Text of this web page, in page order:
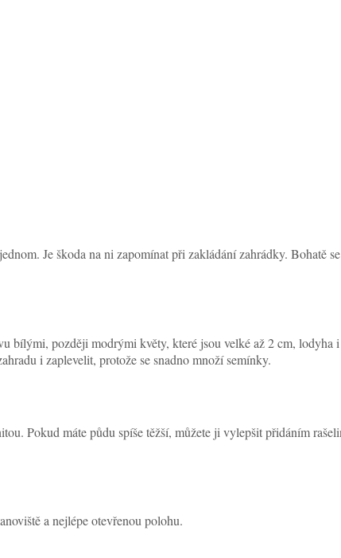
Je škoda na ni zapomínat při zakládání zahrádky.
bílými, později modrými květy, které jsou velké až 2 cm,
i zaplevelit, protože se snadno množí semínky.
Pokud máte půdu spíše těžší, můžete ji vylepšit přidáním
a nejlépe otevřenou polohu.